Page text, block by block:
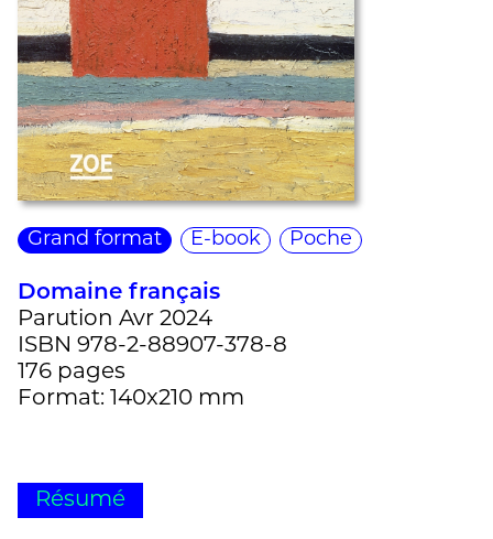
Mentions légales
Newsletter
Grand format E-book Poche
Domaine français
Parution Avr 2024
ISBN 978-2-88907-378-8
176 pages
Format: 140x210 mm
Résumé